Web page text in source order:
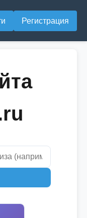
Регистрация